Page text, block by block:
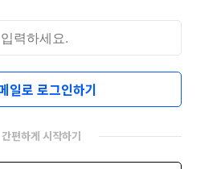
일로 로그인하기
간편하게 시작하기